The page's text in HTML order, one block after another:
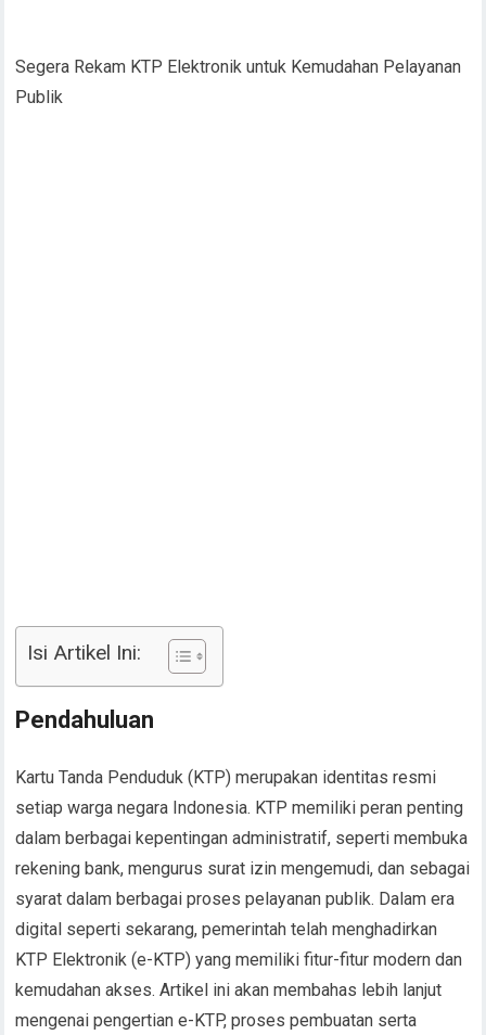
Segera Rekam KTP Elektronik untuk Kemudahan Pelayanan
Publik
Isi Artikel Ini:
Pendahuluan
Kartu Tanda Penduduk (KTP) merupakan identitas resmi
setiap warga negara Indonesia. KTP memiliki peran penting
dalam berbagai kepentingan administratif, seperti membuka
rekening bank, mengurus surat izin mengemudi, dan sebagai
syarat dalam berbagai proses pelayanan publik. Dalam era
digital seperti sekarang, pemerintah telah menghadirkan
KTP Elektronik (e-KTP) yang memiliki fitur-fitur modern dan
kemudahan akses. Artikel ini akan membahas lebih lanjut
mengenai pengertian e-KTP, proses pembuatan serta